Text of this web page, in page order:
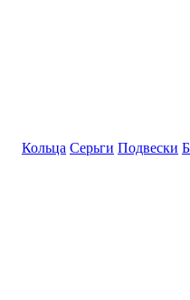
Кольца Серьги Подвески